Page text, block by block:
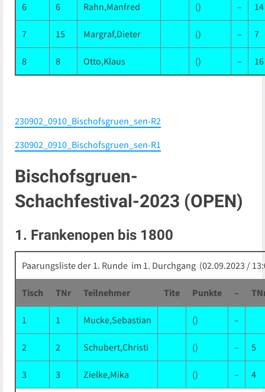
6 6 Rahn,Manfred () – 14
7 15 Margraf,Dieter () – 7
8 8 Otto,Klaus () – 16
230902_0910_Bischofsgruen_sen-R2
230902_0910_Bischofsgruen_sen-R1
Bischofsgruen-
Schachfestival-2023 (OPEN)
1. Frankenopen bis 1800
Paarungsliste der 1. Runde im 1. Durchgang (02.09.2023 /
Tisch TNr Teilnehmer Tite Punkte –
1 1 Mucke,Sebastian () –
2 2 Schubert,Christi () – 5
3 3 Zielke,Mika () – 4